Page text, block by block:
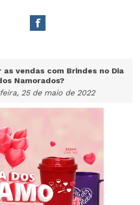
as vendas com Brindes no Dia
Namorados?
25 de maio de 2022